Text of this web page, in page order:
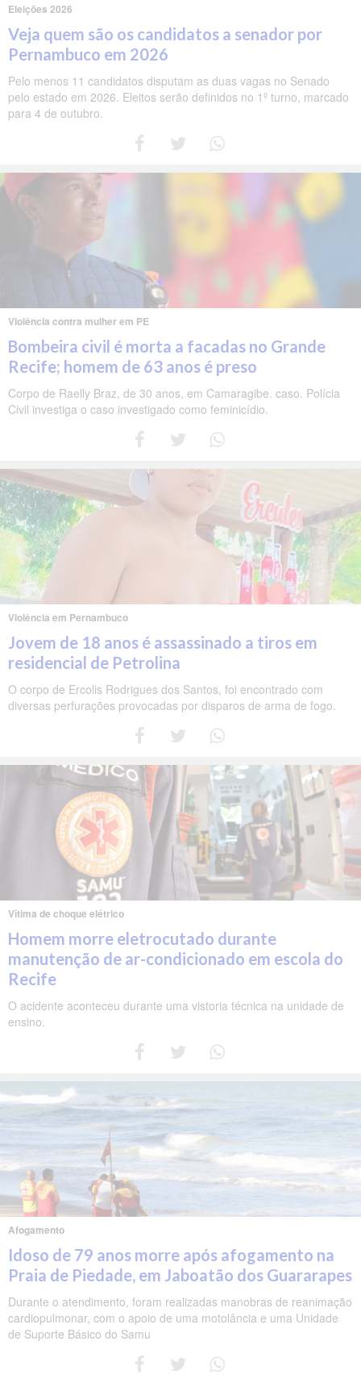
Eleições 2026
Veja quem são os candidatos a senador por
Pernambuco em 2026
Pelo menos 11 candidatos disputam as duas vagas no Senado
pelo estado em 2026. Eleitos serão definidos no 1º turno, marcado
para 4 de outubro.
Violência contra mulher em PE
Bombeira civil é morta a facadas no Grande
Recife; homem de 63 anos é preso
Corpo de Raelly Braz, de 30 anos, em Camaragibe. caso. Polícia
Civil investiga o caso investigado como feminicídio.
Violência em Pernambuco
Jovem de 18 anos é assassinado a tiros em
residencial de Petrolina
O corpo de Ercolis Rodrigues dos Santos, foi encontrado com
diversas perfurações provocadas por disparos de arma de fogo.
Vítima de choque elétrico
Homem morre eletrocutado durante
manutenção de ar-condicionado em escola do
Recife
O acidente aconteceu durante uma vistoria técnica na unidade de
ensino.
Afogamento
Idoso de 79 anos morre após afogamento na
Praia de Piedade, em Jaboatão dos Guararapes
Durante o atendimento, foram realizadas manobras de reanimação
cardiopulmonar, com o apoio de uma motolância e uma Unidade
de Suporte Básico do Samu